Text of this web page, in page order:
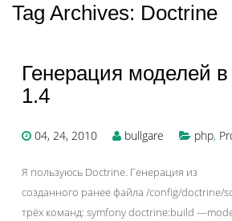
Tag Archives: Doctrine
Генерация моделей
1.4
04, 24, 2010 bullgare php,
Я пользуюсь Doctrine. Генерация из
созданного ранее файла /config/doctrine/
трёх команд: symfony doctrine:build